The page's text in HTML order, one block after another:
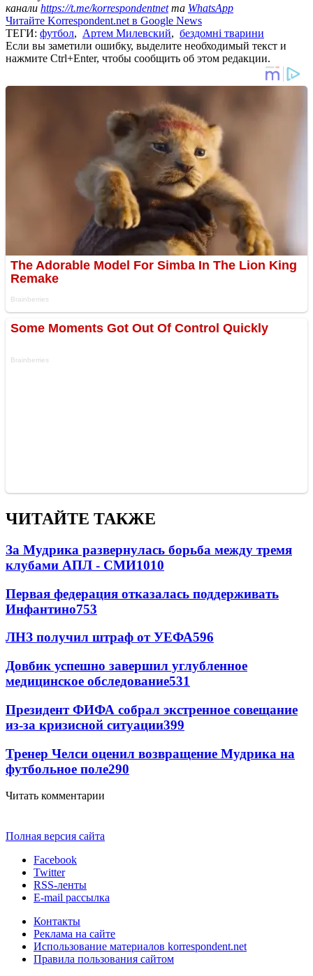
канали https://t.me/korrespondentnetта WhatsApp
Читайте Korrespondent.net в Google News
ТЕГИ: футбол, Артем Милевский, бездомні тварини
Если вы заметили ошибку, выделите необходимый текст и
нажмите Ctrl+Enter, чтобы сообщить об этом редакции.
ЧИТАЙТЕ ТАКЖЕ
За Мудрика развернулась борьба между тремя
клубами АПЛ - СМИ1010
Первая федерация отказалась поддерживать
Инфантино753
ЛНЗ получил штраф от УЕФА596
Довбик успешно завершил углубленное
медицинское обследование531
Президент ФИФА собрал экстренное совещание
из-за кризисной ситуации399
Тренер Челси оценил возвращение Мудрика на
футбольное поле290
Читать комментарии
Полная версия сайта
Facebook
Twitter
RSS-ленты
E-mail рассылка
Контакты
Реклама на сайте
Использование материалов korrespondent.net
Правила пользования сайтом